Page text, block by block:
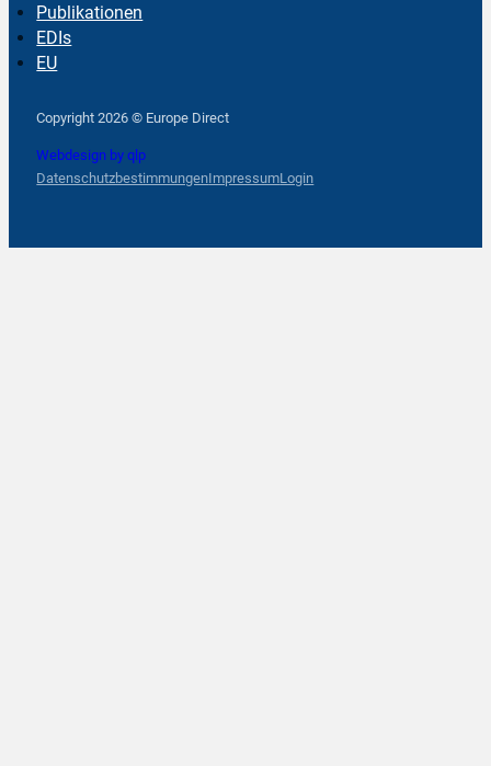
Publikationen
EDIs
EU
Copyright 2026 © Europe Direct
Webdesign by qlp
DatenschutzbestimmungenImpressumLogin